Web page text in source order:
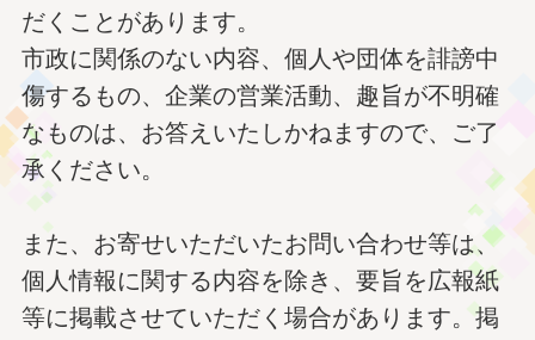
だくことがあります。
市政に関係のない内容、個人や団体を誹謗中
傷するもの、企業の営業活動、趣旨が不明確
なものは、お答えいたしかねますので、ご了
承ください。
また、お寄せいただいたお問い合わせ等は、
個人情報に関する内容を除き、要旨を広報紙
等に掲載させていただく場合があります。掲